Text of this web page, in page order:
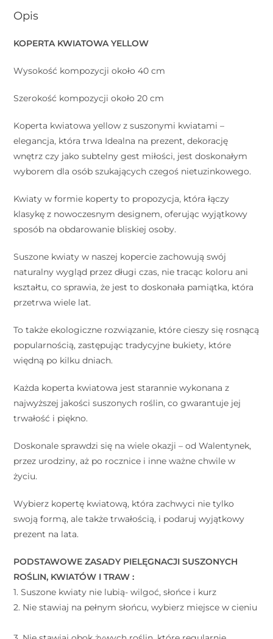
Opis
KOPERTA KWIATOWA YELLOW
Wysokość kompozycji około 40 cm
Szerokość kompozycji około 20 cm
Koperta kwiatowa yellow z suszonymi kwiatami –
elegancja, która trwa Idealna na prezent, dekorację
wnętrz czy jako subtelny gest miłości, jest doskonałym
wyborem dla osób szukających czegoś nietuzinkowego.
Kwiaty w formie koperty to propozycja, która łączy
klasykę z nowoczesnym designem, oferując wyjątkowy
sposób na obdarowanie bliskiej osoby.
Suszone kwiaty w naszej kopercie zachowują swój
naturalny wygląd przez długi czas, nie tracąc koloru ani
kształtu, co sprawia, że jest to doskonała pamiątka, która
przetrwa wiele lat.
To także ekologiczne rozwiązanie, które cieszy się rosnącą
popularnością, zastępując tradycyjne bukiety, które
więdną po kilku dniach.
Każda koperta kwiatowa jest starannie wykonana z
najwyższej jakości suszonych roślin, co gwarantuje jej
trwałość i piękno.
Doskonale sprawdzi się na wiele okazji – od Walentynek,
przez urodziny, aż po rocznice i inne ważne chwile w
życiu.
Wybierz kopertę kwiatową, która zachwyci nie tylko
swoją formą, ale także trwałością, i podaruj wyjątkowy
prezent na lata.
PODSTAWOWE ZASADY PIELĘGNACJI SUSZONYCH
ROŚLIN, KWIATÓW I TRAW : ⠀
1. Suszone kwiaty nie lubią- wilgoć, słońce i kurz ⠀
2. Nie stawiaj na pełnym słońcu, wybierz miejsce w cieniu